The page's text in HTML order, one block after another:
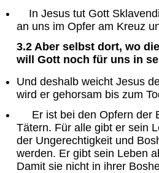
In Jesus tut Gott
an uns im Opfer am Kreuz
3.2 Aber selbst dort, wo
will Gott noch für uns in
Und deshalb weicht Jesus
wird er gehorsam bis zum
Er ist bei den Opfern der
Tätern. Für alle gibt er sein
der Ungerechtigkeit und
werden. Er gibt sein Leben
Damit sie nicht in ihrer